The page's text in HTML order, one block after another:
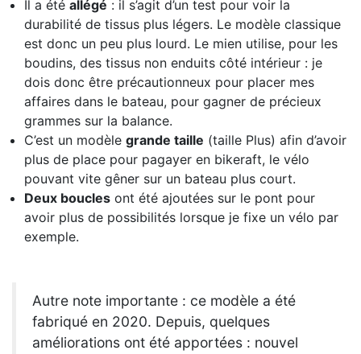
Il a été allégé : il s’agit d’un test pour voir la
durabilité de tissus plus légers. Le modèle classique
est donc un peu plus lourd. Le mien utilise, pour les
boudins, des tissus non enduits côté intérieur : je
dois donc être précautionneux pour placer mes
affaires dans le bateau, pour gagner de précieux
grammes sur la balance.
C’est un modèle grande taille (taille Plus) afin d’avoir
plus de place pour pagayer en bikeraft, le vélo
pouvant vite gêner sur un bateau plus court.
Deux boucles ont été ajoutées sur le pont pour
avoir plus de possibilités lorsque je fixe un vélo par
exemple.
Autre note importante : ce modèle a été
fabriqué en 2020. Depuis, quelques
améliorations ont été apportées : nouvel